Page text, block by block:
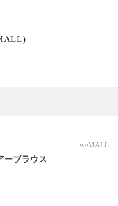
weMALL
ーブラウス